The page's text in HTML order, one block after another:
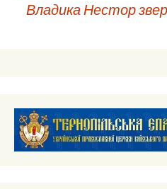
поВладика Нестор